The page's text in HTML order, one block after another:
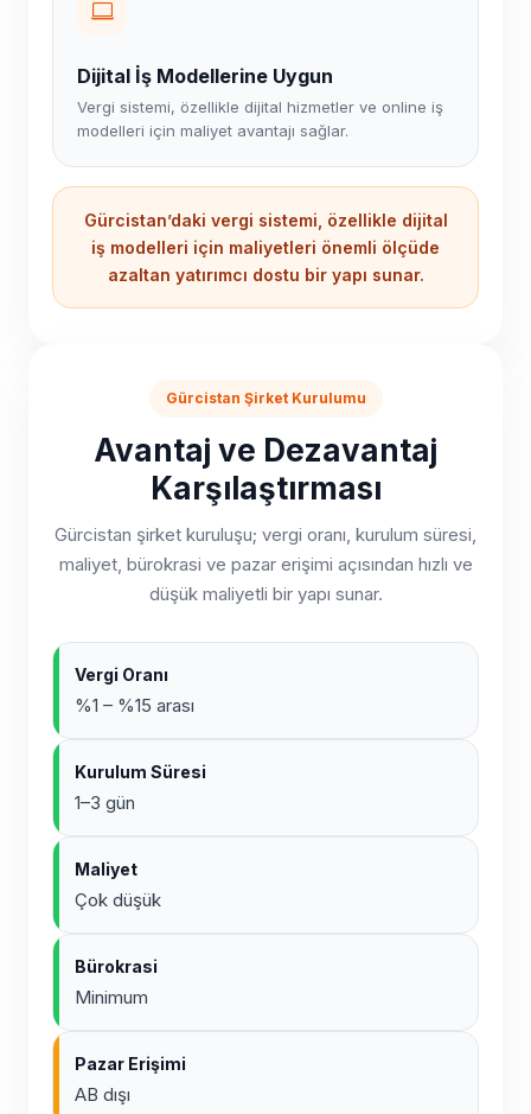
Dijital İş Modellerine Uygun
Vergi sistemi, özellikle dijital hizmetler ve online iş
modelleri için maliyet avantajı sağlar.
Gürcistan’daki vergi sistemi, özellikle dijital
iş modelleri için maliyetleri önemli ölçüde
azaltan yatırımcı dostu bir yapı sunar.
Gürcistan Şirket Kurulumu
Avantaj ve Dezavantaj
Karşılaştırması
Gürcistan şirket kuruluşu; vergi oranı, kurulum süresi,
maliyet, bürokrasi ve pazar erişimi açısından hızlı ve
düşük maliyetli bir yapı sunar.
Vergi Oranı
%1 – %15 arası
Kurulum Süresi
1–3 gün
Maliyet
Çok düşük
Bürokrasi
Minimum
Pazar Erişimi
AB dışı